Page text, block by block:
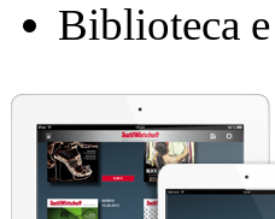
Biblioteca